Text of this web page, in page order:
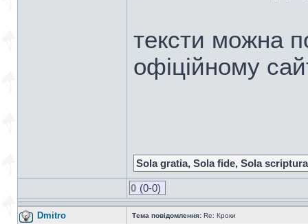
тексти можна
офіційному
Sola gratia, Sola fide, Sola scriptura
0 (0-0)
Dmitro Тема повідомлення: Re: Кроки